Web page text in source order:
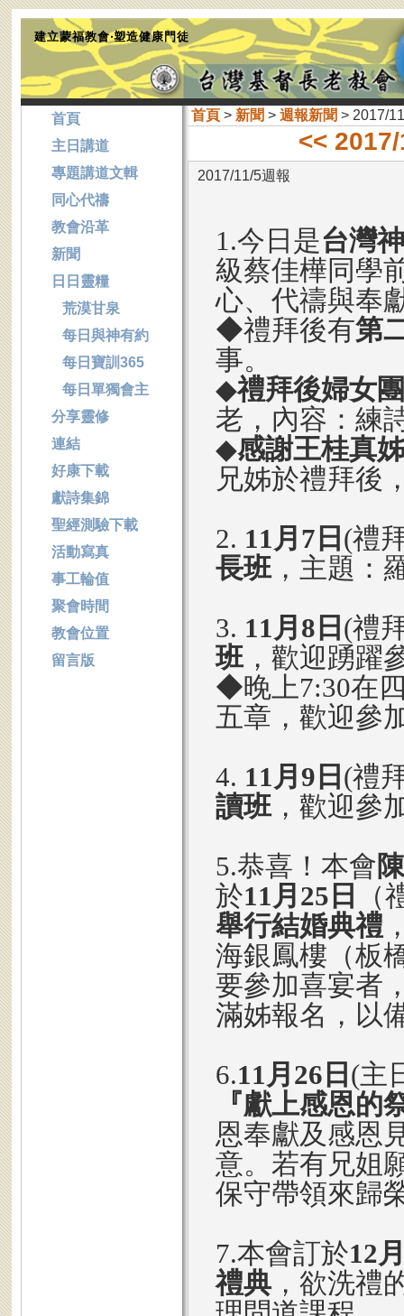
建立蒙福教會‧塑造健康門徒
首頁> 新聞 > 週報新聞 > 2017/
<<
2017/11/5週報
1.今日是台灣
級蔡佳樺同學
心、代禱與奉
◆禮拜後有第
事。
◆禮拜後婦女
老，內容：練
◆感謝王桂真
兄姊於禮拜後
2. 11月7日 (禮
長班，主題：
3. 11月8日 (禮
班，歡迎踴躍
◆晚上7:30在
五章，歡迎參
4. 11月9日 (禮
讀班，歡迎參
5.恭喜！本會
於11月25日
舉行結婚典禮
海銀鳳樓（板
要參加喜宴者
滿姊報名，以
6.11月26日 (主
『獻上感恩的
恩奉獻及感恩
意。若有兄姐
保守帶領來歸
7.本會訂於12
禮典，欲洗禮
首頁
主日講道
專題講道文輯
同心代禱
教會沿革
新聞
日日靈糧
荒漠甘泉
每日與神有約
每日寶訓365
每日單獨會主
分享靈修
連結
好康下載
獻詩集錦
聖經測驗下載
活動寫真
事工輪值
聚會時間
教會位置
留言版